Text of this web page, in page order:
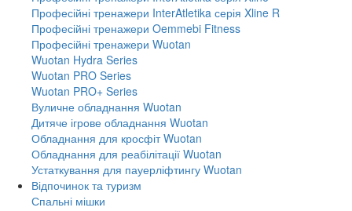
Професійні тренажери InterAtletika серія Xline R
Професійні тренажери Oemmebi Fitness
Професійні тренажери Wuotan
Wuotan Hydra Series
Wuotan PRO Series
Wuotan PRO+ Series
Вуличне обладнання Wuotan
Дитяче ігрове обладнання Wuotan
Обладнання для кросфіт Wuotan
Обладнання для реабілітації Wuotan
Устаткування для пауерліфтингу Wuotan
Відпочинок та туризм
Спальні мішки